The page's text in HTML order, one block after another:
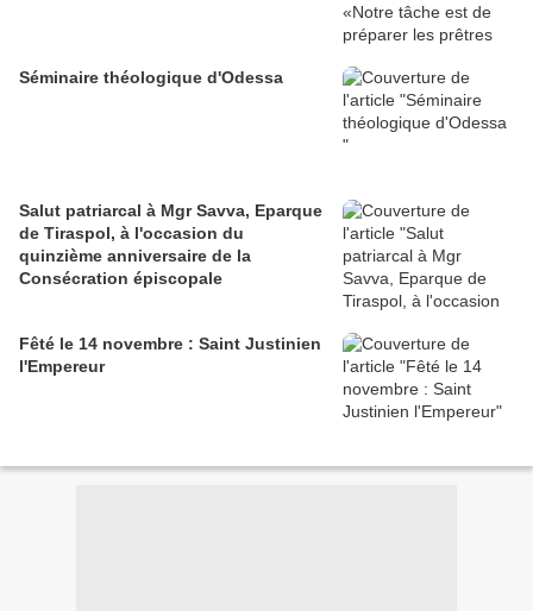
Séminaire théologique d'Odessa
Salut patriarcal à Mgr Savva, Eparque
de Tiraspol, à l'occasion du
quinzième anniversaire de la
Consécration épiscopale
Fêté le 14 novembre : Saint Justinien
l'Empereur